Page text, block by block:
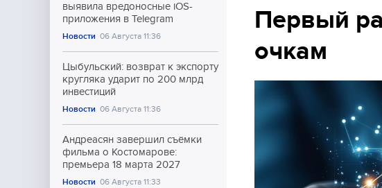
Общество
Культура
выявила вредоносные iOS-
приложения в Telegram
Новости 06 Августа 11:36
Цыбульский: возврат к экспорту
кругляка ударит по 200 млрд
инвестиций
Новости 06 Августа 11:36
Андреасян завершил съёмки
фильма о Костомарове:
премьера 18 марта 2027
Новости 06 Августа 11:33
Первый
очкам